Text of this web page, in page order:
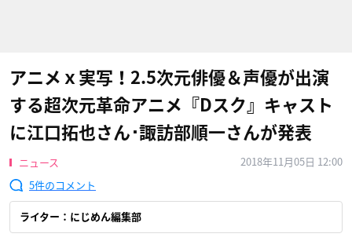
アニメｘ実写！2.5次元俳優＆声優が出演
する超次元革命アニメ『Dスク』キャスト
に江口拓也さん･諏訪部順一さんが発表
ニュース
2018年11月05日 12:00
5
ライター：にじめん編集部